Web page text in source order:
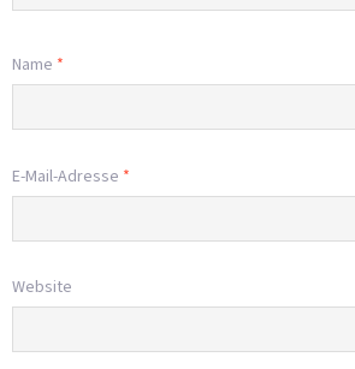
Name *
E-Mail-Adresse *
Website